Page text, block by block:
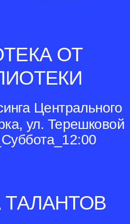
ОТ
Центрального
ул. Терешковой
ТАЛАНТОВ